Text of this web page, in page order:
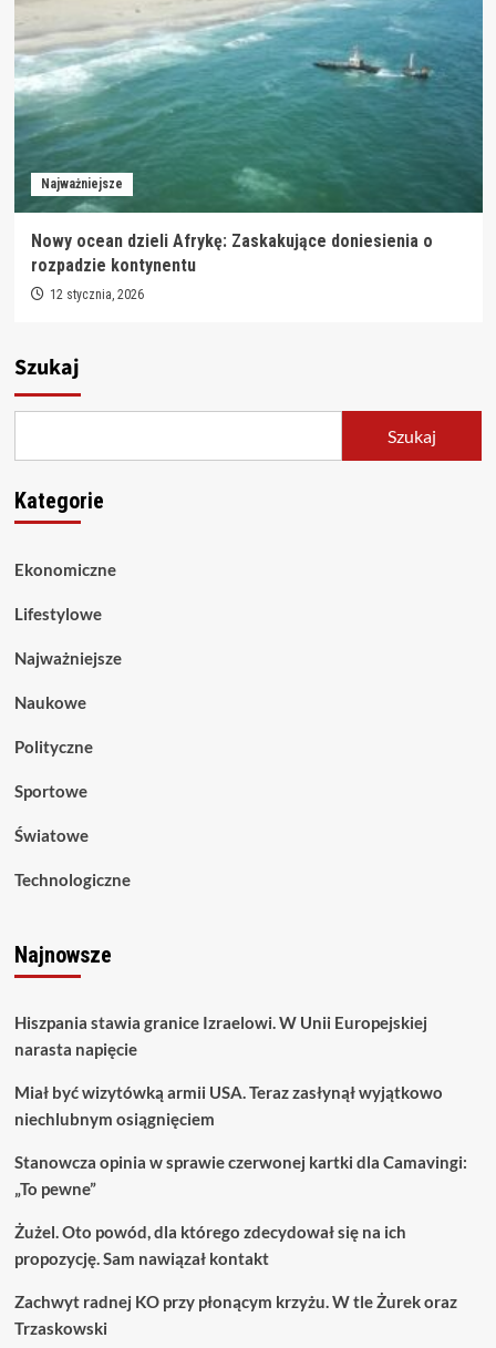
Najważniejsze
Nowy ocean dzieli Afrykę: Zaskakujące doniesienia o
rozpadzie kontynentu
12 stycznia, 2026
Szukaj
Szukaj
Kategorie
Ekonomiczne
Lifestylowe
Najważniejsze
Naukowe
Polityczne
Sportowe
Światowe
Technologiczne
Najnowsze
Hiszpania stawia granice Izraelowi. W Unii Europejskiej
narasta napięcie
Miał być wizytówką armii USA. Teraz zasłynął wyjątkowo
niechlubnym osiągnięciem
Stanowcza opinia w sprawie czerwonej kartki dla Camavingi:
„To pewne”
Żużel. Oto powód, dla którego zdecydował się na ich
propozycję. Sam nawiązał kontakt
Zachwyt radnej KO przy płonącym krzyżu. W tle Żurek oraz
Trzaskowski